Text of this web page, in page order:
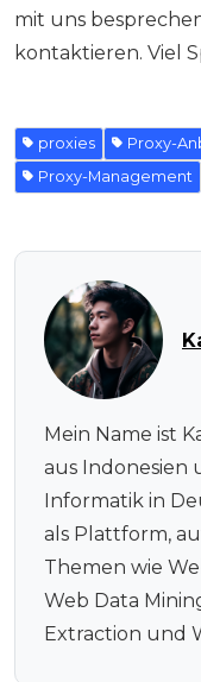
mit uns
kontaktieren. Viel
proxies Proxy-
Proxy-Management
Mein Name ist
aus Indonesien
Informatik in
als Plattform,
Themen wie
Web Data
Extraction und